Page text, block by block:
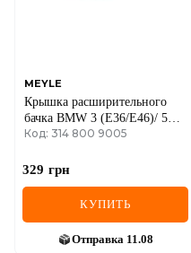
MEYLE
Крышка расширительного
бачка BMW 3 (E36/E46)/ 5
(E39/E60)/ 7 (E38) 1.8-3.0d
Код: 314 800 9005
329 грн
КУПИТЬ
Отправка 11.08